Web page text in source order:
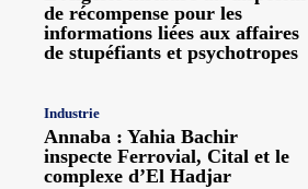
de récompense pour les
informations liées aux affaires
de stupéfiants et psychotropes
Industrie
Annaba : Yahia Bachir
inspecte Ferrovial, Cital et le
complexe d’El Hadjar